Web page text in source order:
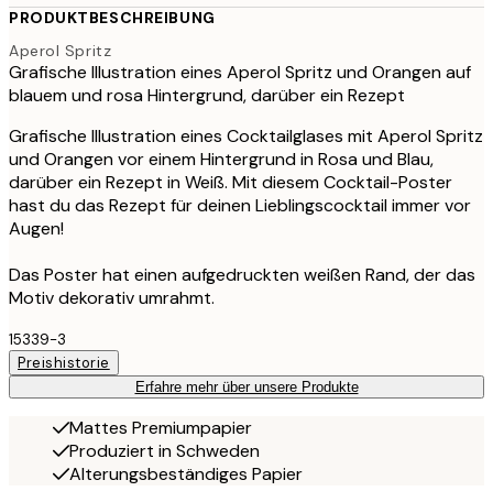
PRODUKTBESCHREIBUNG
Aperol Spritz
Grafische Illustration eines Aperol Spritz und Orangen auf
blauem und rosa Hintergrund, darüber ein Rezept
Grafische Illustration eines Cocktailglases mit Aperol Spritz
und Orangen vor einem Hintergrund in Rosa und Blau,
darüber ein Rezept in Weiß. Mit diesem Cocktail-Poster
hast du das Rezept für deinen Lieblingscocktail immer vor
Augen!
Das Poster hat einen aufgedruckten weißen Rand, der das
Motiv dekorativ umrahmt.
15339-3
Preishistorie
Erfahre mehr über unsere Produkte
Mattes Premiumpapier
Produziert in Schweden
Alterungsbeständiges Papier